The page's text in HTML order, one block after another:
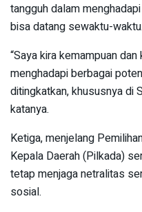
tangguh dalam
bisa datang sewaktu-waktu.
“Saya kira kemampuan
menghadapi berbagai
ditingkatkan, khususnya di
katanya.
Ketiga, menjelang
Kepala Daerah (Pilkada)
tetap menjaga netralitas
sosial.